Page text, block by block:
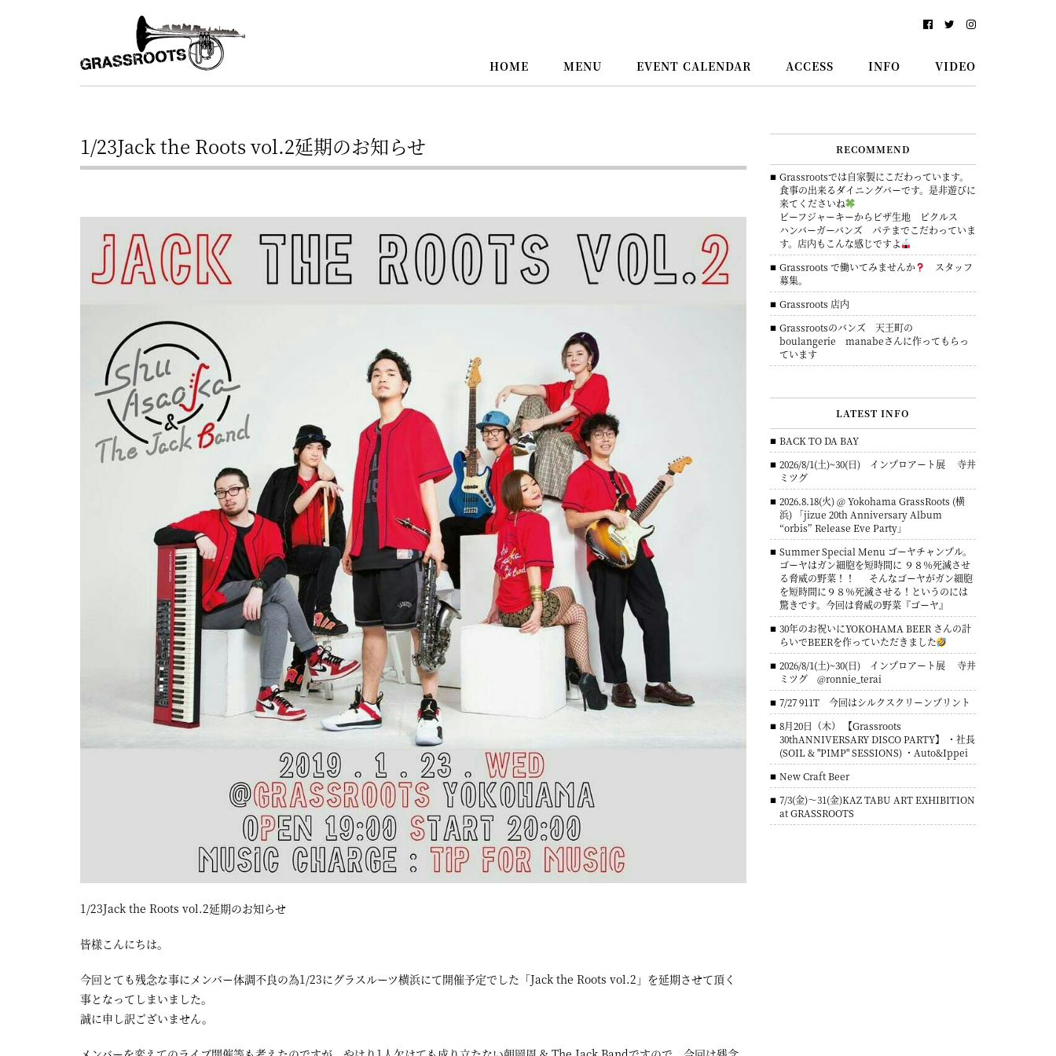
浜
グ
ス
ル
ツ
YOKOHAMA
Grassroots
駅
北
口
か
徒
歩
約
3
町
あ
HOME MENU EVENT CALENDAR ACCESS INFO VIDEO
1/23Jack the Roots vol.2延期のお知らせ
1/23Jack the Roots vol.2延期のお知らせ
皆様こんにちは。
今回とても残念な事にメンバー体調不良の為1/23にグラスルーツ横浜にて開催予定でした「Jack the Roots vol.2」を延期させて頂く
事となってしまいました。
誠に申し訳ございません。
RECOMMEND
Grassrootsでは自家製にこだわっています。
食事の出来るダイニングバーです。是非遊びに
来てくださいね
ビーフジャーキーからピザ生地 ピクルス
ハンバーガーバンズ パテまでこだわっていま
す。店内もこんな感じですよ
Grassroots で働いてみませんか
スタッフ
募集。
Grassroots 店内
Grassrootsのバンズ 天王町の
boulangerie manabeさんに作ってもらっ
ています
LATEST INFO
BACK TO DA BAY
2026/8/1(土)~30(日) インプロアート展 寺井
ミツグ
2026.8.18(火) @ Yokohama GrassRoots (横
浜) 「jizue 20th Anniversary Album
“orbis” Release Eve Party」
Summer Special Menu ゴーヤチャンプル。
ゴーヤはガン細胞を短時間に ９８％死滅させ
る脅威の野菜！！ そんなゴーヤがガン細胞
を短時間に９８％死滅させる！というのには
驚きです。今回は脅威の野菜『ゴーヤ』
30年のお祝いにYOKOHAMA BEER さんの計
らいでBEERを作っていただきました
2026/8/1(土)~30(日) インプロアート展 寺井
ミツグ @ronnie_terai
7/27 911T 今回はシルクスクリーンプリント
8月20日（木） 【Grassroots
30thANNIVERSARY DISCO PARTY】 ・社長
(SOIL & "PIMP" SESSIONS) ・Auto&Ippei
New Craft Beer
7/3(金)～31(金)KAZ TABU ART EXHIBITION
at GRASSROOTS